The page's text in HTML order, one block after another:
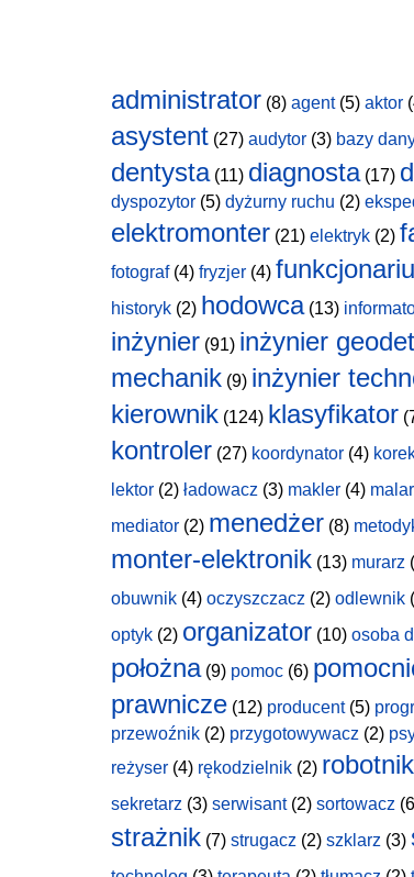
administrator (8) agent(5) aktor
asystent (27) audytor (3) bazy
dentysta(11) diagnosta(17)
dyspozytor (5) dyżurny ruchu (2)
elektromonter (21) elektryk (2)
fotograf(4) fryzjer (4)
historyk (2) hodowca(13)
inżynier (91) inżynier
mechanik (9) inżynier
kierownik (124) klasyfikator
kontroler (27) koordynator (4)
lektor (2) ładowacz (3) makler (4)
mediator (2) menedżer (8)
monter-elektronik (13) murarz
obuwnik (4) oczyszczacz (2) odlewnik
optyk (2) organizator (10) osoba
położna(9) pomoc (6)
prawnicze (12) producent(5)
przewoźnik (2) przygotowywacz (2)
reżyser (4) rękodzielnik (2) robotnik
sekretarz (3) serwisant(2) sortowacz
strażnik (7) strugacz (2) szklarz (3)